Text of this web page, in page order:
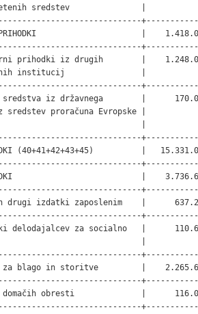
sredstev               |
PRIHODKI                      |
prihodki iz drugih        |
institucij                |
iz državnega        |
sredstev proračuna Evropske |
|
(40+41+42+43+45)          |
|
drugi izdatki zaposlenim    |
delodajalcev za socialno   |
|
blago in storitve         |
obresti              |